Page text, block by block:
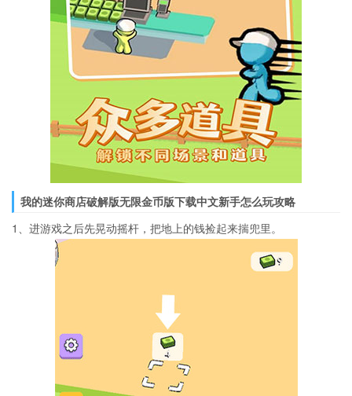
我的迷你商店破解版无限金币版下载中文新手怎么玩攻略
1、进游戏之后先晃动摇杆，把地上的钱捡起来揣兜里。